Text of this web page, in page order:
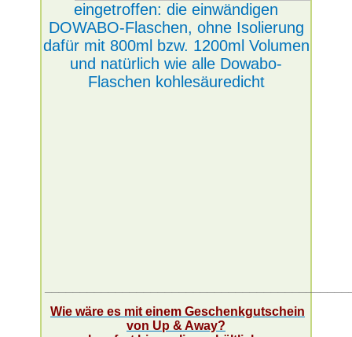
eingetroffen: die einwändigen
DOWABO-Flaschen, ohne Isolierung
dafür mit 800ml bzw. 1200ml Volumen
und natürlich wie alle Dowabo-
Flaschen kohlesäuredicht
Wie wäre es mit einem Geschenkgutschein
von Up & Away?